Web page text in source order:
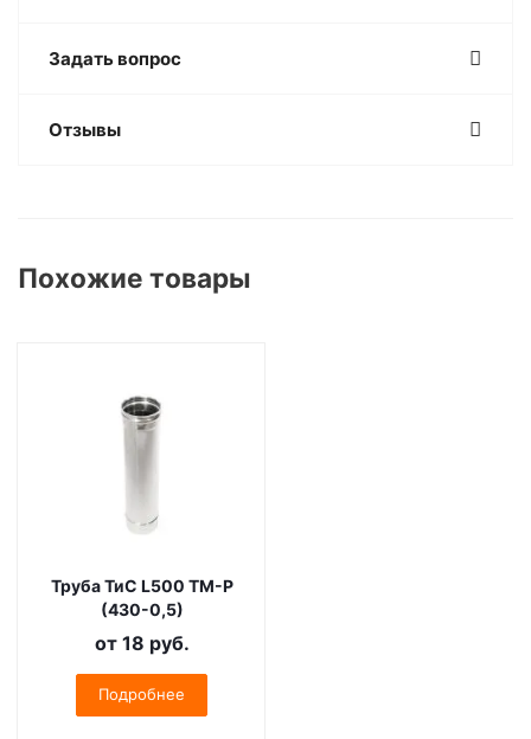
Задать вопрос
Отзывы
Похожие товары
Труба ТиС L500 ТМ-Р
(430-0,5)
от 18 руб.
Подробнее